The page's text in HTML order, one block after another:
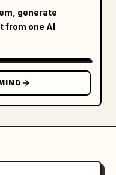
generate
from one AI